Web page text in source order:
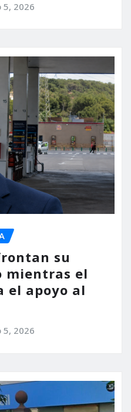
5, 2026
su
mientras el
el apoyo al
5, 2026